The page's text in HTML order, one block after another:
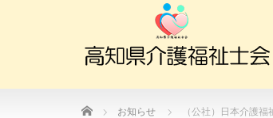
Home お知らせ （公社）日本介護